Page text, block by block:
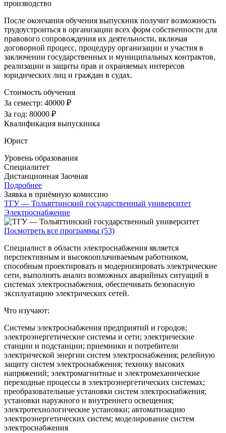
производство
После окончания обучения выпускник получит возможность
трудоустроиться в организации всех форм собственности для
правового сопровождения их деятельности, включая
договорной процесс, процедуру организации и участия в
заключении государственных и муниципальных контрактов,
реализации и защиты прав и охраняемых интересов
юридических лиц и граждан в судах.
Стоимость обучения
За семестр: 40000 ₽
За год: 80000 ₽
Квалификация выпускника
Юрист
Уровень образования
Специалитет
Дистанционная Заочная
Подробнее
Заявка в приёмную комиссию
ТГУ — Тольяттинский государственный университет
Электроснабжение
Посмотреть все программы (53)
Специалист в области электроснабжения является
перспективным и высокооплачиваемым работником,
способным проектировать и модернизировать электрические
сети, выполнять анализ возможных аварийных ситуаций в
системах электроснабжения, обеспечивать безопасную
эксплуатацию электрических сетей.
Что изучают:
Системы электроснабжения предприятий и городов;
электроэнергетические системы и сети; электрические
станции и подстанции; приемники и потребители
электрической энергии систем электроснабжения; релейную
защиту систем электроснабжения; технику высоких
напряжений; электромагнитные и электромеханические
переходные процессы в электроэнергетических системах;
преобразовательные установки систем электроснабжения;
установки наружного и внутреннего освещения;
электротехнологические установки; автоматизацию
электроэнергетических систем; моделирование систем
электроснабжения